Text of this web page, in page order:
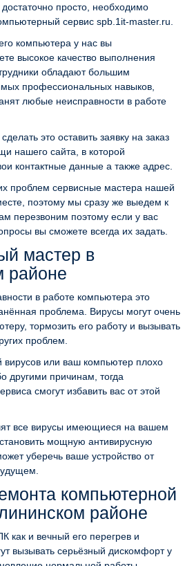
просто, необходимо
сервис spb.1it-master.ru.
компьютера у нас вы
высокое качество выполнения
обладают большим
профессиональных навыков,
любые неисправности в работе
это оставить заявку на заказ
нашего сайта, в которой
контактные данные а также адрес.
проблем сервисные мастера нашей
поэтому мы сразу же выедем к
перезвоним поэтому если у вас
вы сможете всегда их задать.
мастер в
районе
в работе компьютера это
проблема. Вирусы могут очень
тормозить его работу и вызывать
проблем.
вирусов или ваш компьютер плохо
другими причинам, тогда
смогут избавить вас от этой
все вирусы имеющиеся на вашем
мощную антивирусную
уберечь ваше устройство от
компьютерной
районе
как и вечный его перегрев и
вызывать серьёзный дискомфорт у